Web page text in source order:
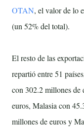
OTAN, el valor de lo
(un 52% del total).
El resto de las
repartió entre 51
con 302.2 millones de
euros, Malasia con
millones de euros y